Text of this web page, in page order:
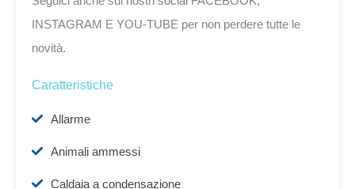
INSTAGRAM E YOU-TUBE per non perdere tutte le
novità.
Caratteristiche
Allarme
Animali ammessi
Caldaia a condensazione